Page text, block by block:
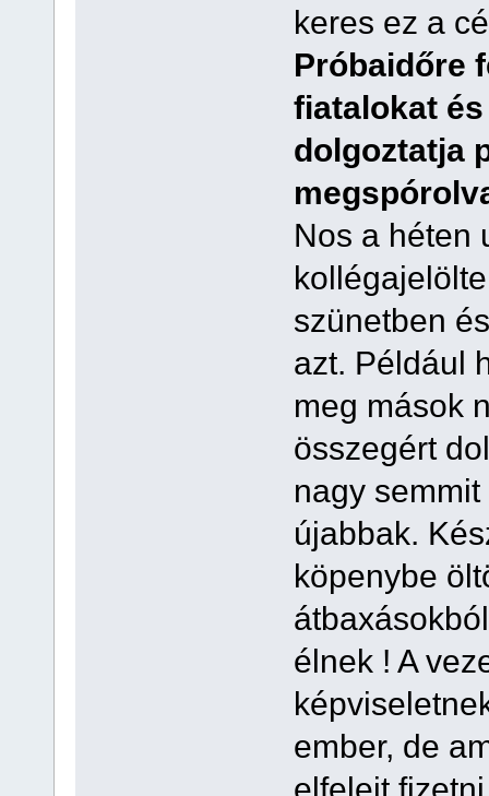
keres ez a
Próbaidőre
fiatalokat
dolgoztatja
Nos a héten
szünetben
azt. Például
meg mások
összegért
nagy
újabbak.
köpenybe
élnek ! A
ember, de